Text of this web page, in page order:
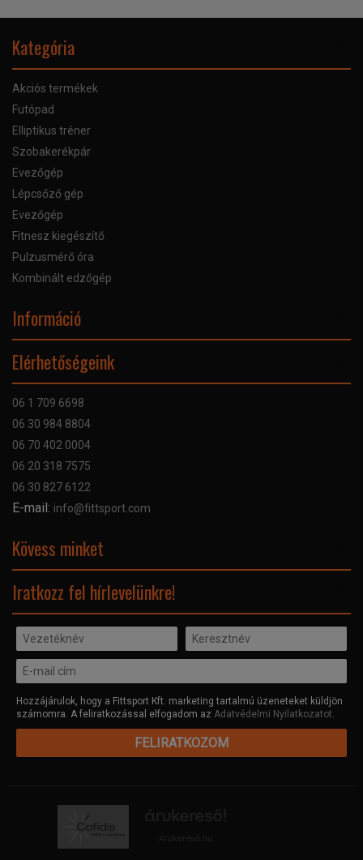
Kategória
Akciós termékek
Futópad
Elliptikus tréner
Szobakerékpár
Evezőgép
Lépcsőző gép
Evezőgép
Fitnesz kiegészítő
Pulzusmérő óra
Kombinált edzőgép
Információ
Bankkártyás fizetés
Adatvédelmi nyilatkozat
Elérhetőségeink
06 1 709 6698
06 30 984 8804
06 70 402 0004
06 20 318 7575
06 30 827 6122
E-mail: info@fittsport.com
Kövess minket
Iratkozz fel hírlevelünkre!
Hozzájárulok, hogy a Fittsport Kft. marketing tartalmú üzeneteket küldjön
számomra. A feliratkozással elfogadom az Adatvédelmi Nyilatkozatot.
FELIRATKOZOM